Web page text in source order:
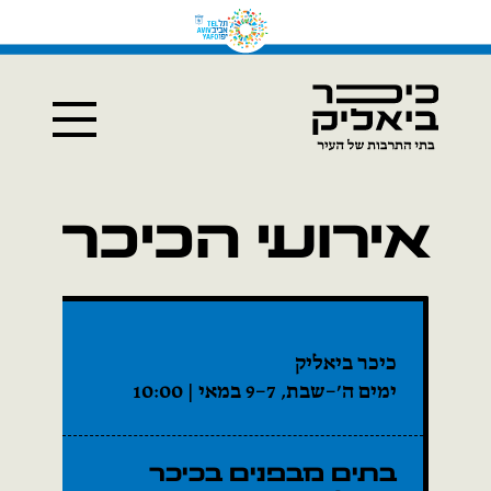
אירועי הכיכר
כיכר ביאליק
ימים ה׳–שבת, 7–9 במאי | 10:00
בתים מבפנים בכיכר